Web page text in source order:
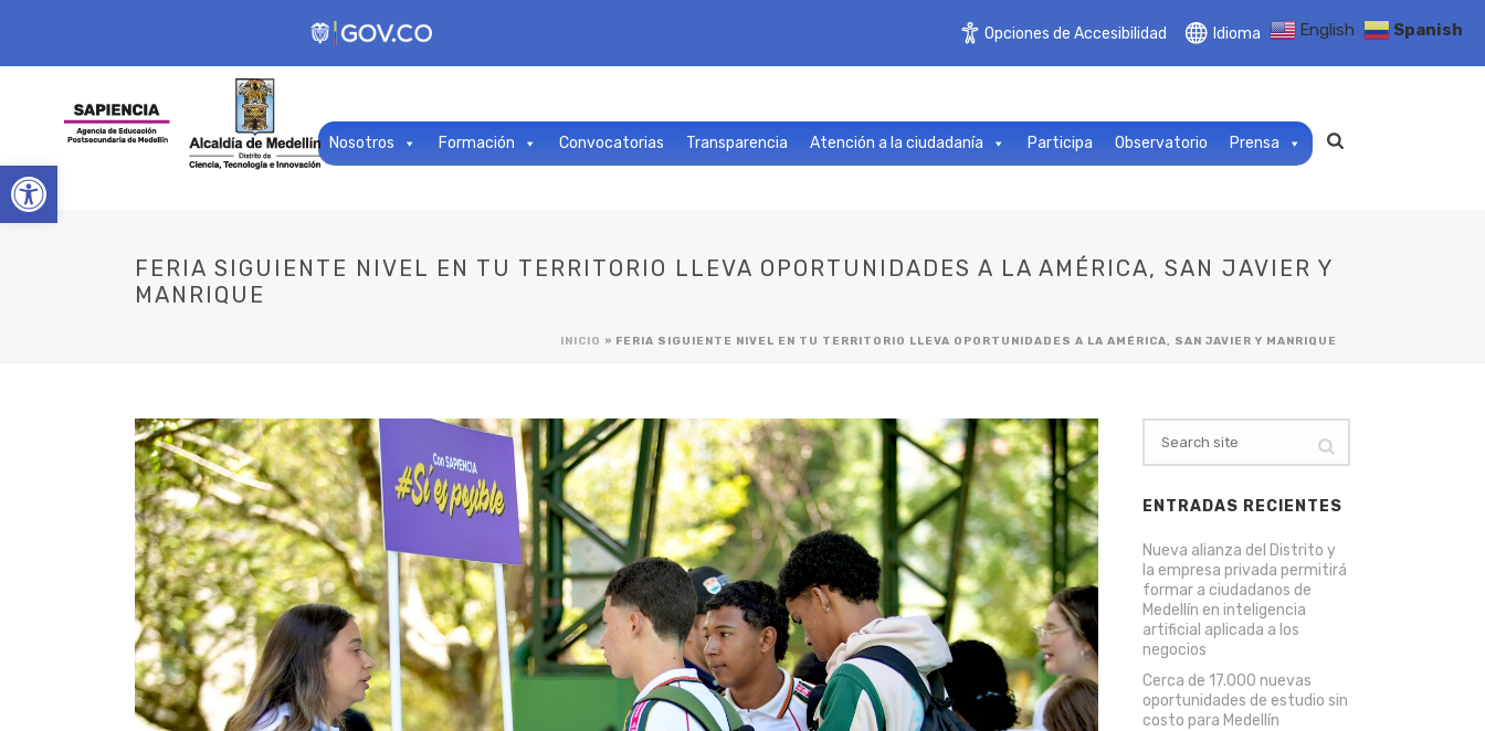
Open toolbar
Opciones de Accesibilidad Idioma
Nosotros Formación Convocatorias Transparencia Atención a la ciudadanía Participa Observatorio Prensa
FERIA SIGUIENTE NIVEL EN TU TERRITORIO LLEVA OPORTUNIDADES A LA AMÉRICA, SAN JAVIER Y
MANRIQUE
INICIO » FERIA SIGUIENTE NIVEL EN TU TERRITORIO LLEVA OPORTUNIDADES A LA AMÉRICA, SAN JAVIER Y MANRIQUE
ENTRADAS RECIENTES
Nueva alianza del Distrito y
la empresa privada permitirá
formar a ciudadanos de
Medellín en inteligencia
artificial aplicada a los
negocios
Cerca de 17.000 nuevas
oportunidades de estudio sin
costo para Medellín
English Spanish